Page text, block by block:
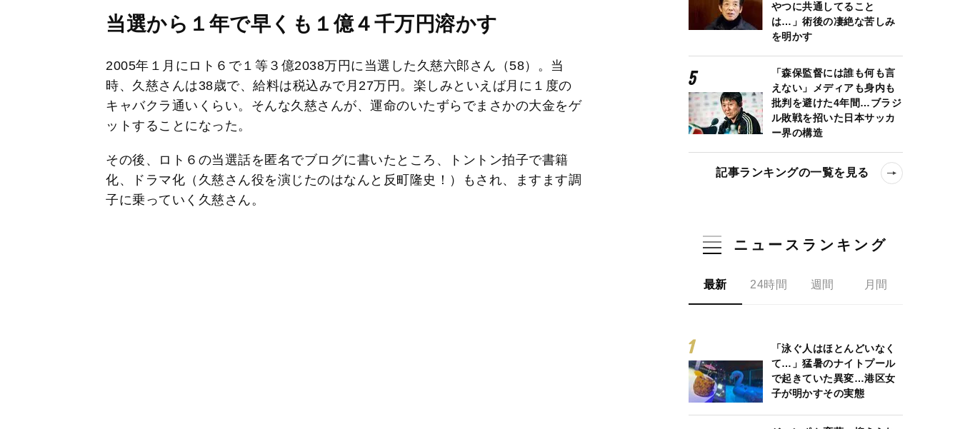
M
u
e
当選から１年で早くも１億４千万円溶かす
2005年１月にロト６で１等３億2038万円に当選した久慈六郎さん（58）。当
時、久慈さんは38歳で、給料は税込みで月27万円。楽しみといえば月に１度の
キャバクラ通いくらい。そんな久慈さんが、運命のいたずらでまさかの大金をゲ
ットすることになった。
その後、ロト６の当選話を匿名でブログに書いたところ、トントン拍子で書籍
化、ドラマ化（久慈さん役を演じたのはなんと反町隆史！）もされ、ますます調
子に乗っていく久慈さん。
やつに共通してること
は…」術後の凄絶な苦しみ
を明かす
「森保監督には誰も何も言
えない」メディアも身内も
批判を避けた4年間…ブラジ
ル敗戦を招いた日本サッカ
ー界の構造
記事ランキングの一覧を見る
ニュースランキング
最新 24時間 週間 月間
「泳ぐ人はほとんどいなく
て…」猛暑のナイトプール
で起きていた異変…港区女
子が明かすその実態